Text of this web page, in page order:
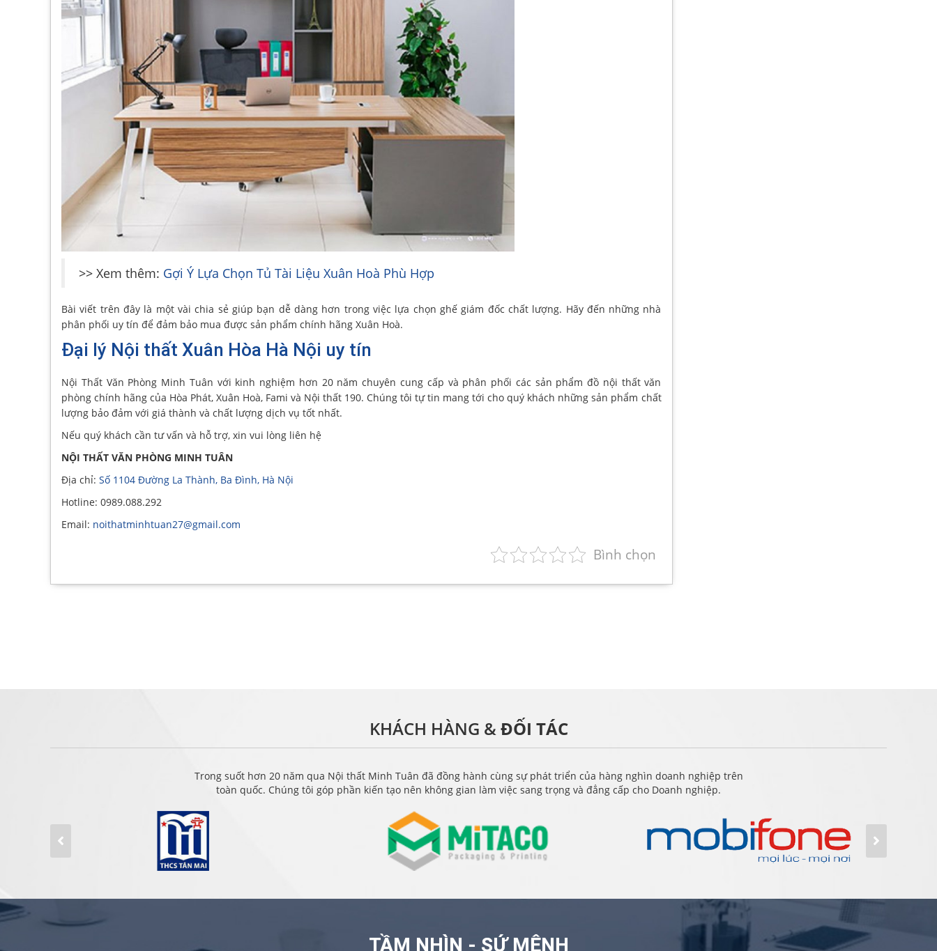
>> Xem thêm: Gợi Ý Lựa Chọn Tủ Tài Liệu Xuân Hoà Phù Hợp
Bài viết trên đây là một vài chia sẻ giúp bạn dễ dàng hơn trong việc lựa chọn ghế giám đốc chất lượng. Hãy đến những nhà
phân phối uy tín để đảm bảo mua được sản phẩm chính hãng Xuân Hoà.
Đại lý Nội thất Xuân Hòa Hà Nội uy tín
Nội Thất Văn Phòng Minh Tuân với kinh nghiệm hơn 20 năm chuyên cung cấp và phân phối các sản phẩm đồ nội thất văn
phòng chính hãng của Hòa Phát, Xuân Hoà, Fami và Nội thất 190. Chúng tôi tự tin mang tới cho quý khách những sản phẩm chất
lượng bảo đảm với giá thành và chất lượng dịch vụ tốt nhất.
Nếu quý khách cần tư vấn và hỗ trợ, xin vui lòng liên hệ
NỘI THẤT VĂN PHÒNG MINH TUÂN
Địa chỉ: Số 1104 Đường La Thành, Ba Đình, Hà Nội
Hotline: 0989.088.292
Email: noithatminhtuan27@gmail.com
Bình chọn
KHÁCH HÀNG & ĐỐI TÁC
Trong suốt hơn 20 năm qua Nội thất Minh Tuân đã đồng hành cùng sự phát triển của hàng nghìn doanh nghiệp trên
toàn quốc. Chúng tôi góp phần kiến tạo nên không gian làm việc sang trọng và đẳng cấp cho Doanh nghiệp.
TẦM NHÌN - SỨ MỆNH